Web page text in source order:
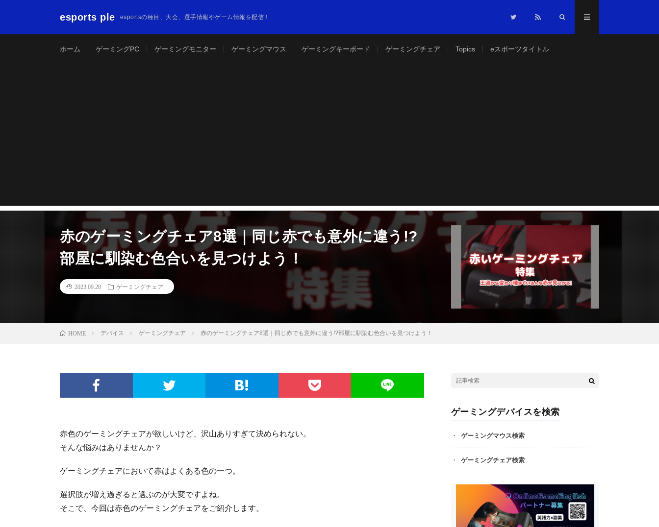
esports ple esportsの種目、大会、選手情報やゲーム情報を配信！
ホーム ゲーミングPC ゲーミングモニター ゲーミングマウス ゲーミングキーボード ゲーミングチェア Topics eスポーツタイトル
赤のゲーミングチェア8選｜同じ赤でも意外に違う!?
部屋に馴染む色合いを見つけよう！
2023.09.28 ゲーミングチェア
HOME デバイス ゲーミングチェア 赤のゲーミングチェア8選｜同じ赤でも意外に違う!?部屋に馴染む色合いを見つけよう！
赤色のゲーミングチェアが欲しいけど、沢山ありすぎて決められない。
そんな悩みはありませんか？
ゲーミングチェアにおいて赤はよくある色の一つ。
選択肢が増え過ぎると選ぶのが大変ですよね。
そこで、今回は赤色のゲーミングチェアをご紹介します。
ゲーミングデバイスを検索
ゲーミングマウス検索
ゲーミングチェア検索